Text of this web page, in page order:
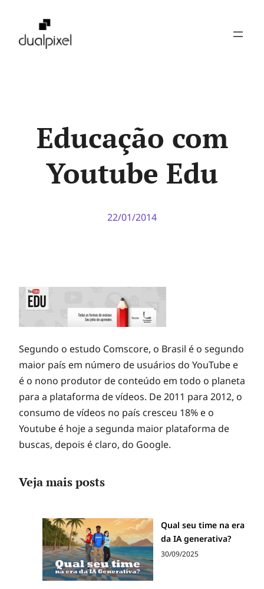
Educação com
Youtube Edu
22/01/2014
Segundo o estudo Comscore, o Brasil é o segundo
maior país em número de usuários do YouTube e
é o nono produtor de conteúdo em todo o planeta
para a plataforma de vídeos. De 2011 para 2012, o
consumo de vídeos no país cresceu 18% e o
Youtube é hoje a segunda maior plataforma de
buscas, depois é claro, do Google.
Veja mais posts
Qual seu time na era
da IA generativa?
30/09/2025